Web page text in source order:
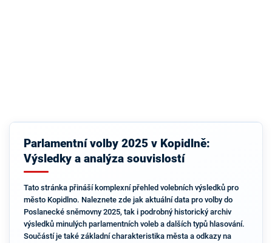
Parlamentní volby 2025 v Kopidlně:
Výsledky a analýza souvislostí
Tato stránka přináší komplexní přehled volebních výsledků pro
město Kopidlno. Naleznete zde jak aktuální data pro volby do
Poslanecké sněmovny 2025, tak i podrobný historický archiv
výsledků minulých parlamentních voleb a dalších typů hlasování.
Součástí je také základní charakteristika města a odkazy na